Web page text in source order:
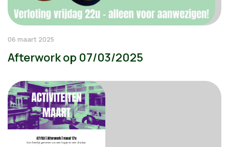
06 maart 2025
Afterwork op 07/03/2025